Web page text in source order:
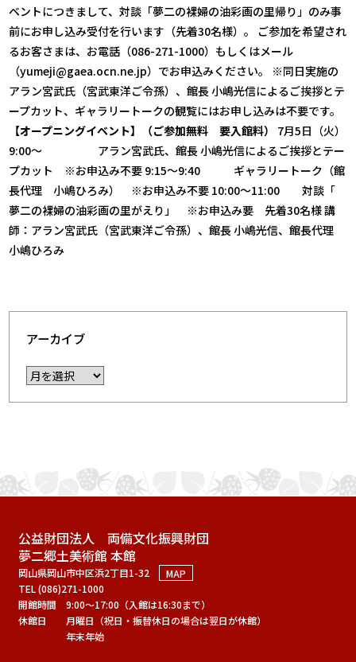
ベントにつきまして、対談「夢二の裸婦の油彩画の里帰り」のみ事
前にお申し込み受付を行います（先着30名様）。 ご参加を希望され
るお客さまは、お電話（086-271-1000）もしくはメール
（yumeji@gaea.ocn.ne.jp）でお申込みください。 ※同日実施の
アラン宮武氏（宮武東洋ご令孫）、館長 小嶋光信によるご挨拶とテ
ープカット、ギャラリートークの観覧にはお申し込みは不要です。
【オープニングイベント】（ご参加無料 要入館料）
7月5日（火）
9:00～ アラン宮武氏、館長 小嶋光信によるご挨拶とテー
プカット ※お申込み不要 9:15～9:40 ギャラリートーク（館
長代理 小嶋ひろみ） ※お申込み不要 10:00～11:00 対談「
夢二の裸婦の油彩画の里がえり」 ※お申込み要 先着30名様 講
師：アラン宮武氏（宮武東洋ご令孫）、館長 小嶋光信、館長代理
小嶋ひろみ
アーカイブ
公益財団法人 両備文化振興財団
夢二郷土美術館 本館
岡山県岡山市中区浜2丁目1-32
MAP
TEL (086)271-1000
開館時間
9:00～17:00（入館は16:30まで）
休館日
月曜日（祝日・振替休日の場合は翌日が休館）
年末年始